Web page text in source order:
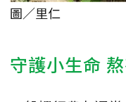
圖／里仁
守護小生命